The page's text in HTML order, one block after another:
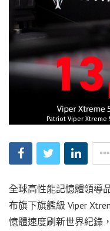
Patriot Viper Xtreme
全球高性能記憶體領導
布旗下旗艦級 Viper
憶體速度刷新世界紀錄